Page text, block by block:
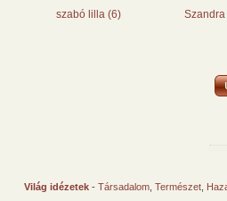
szabó lilla (6)
Világ idézetek - Társadalom Természet